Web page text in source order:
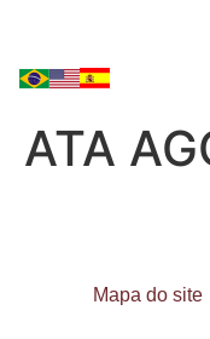
ATA
Mapa do site